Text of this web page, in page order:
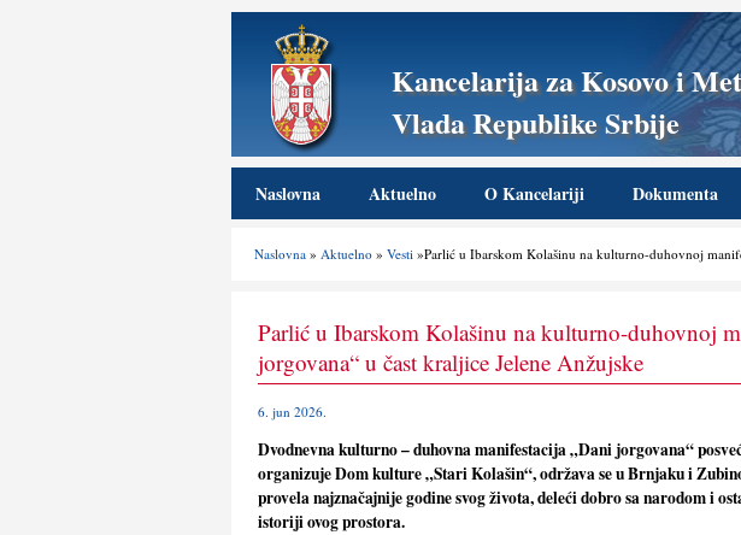
Kancelarija za Kosovo i
Vlada Republike Srbije
Naslovna Aktuelno O Kancelariji Dokumenta
Naslovna »Aktuelno »Vesti »Parlić u Ibarskom Kolašinu na kulturno-duhovnoj
Parlić u Ibarskom Kolašinu na kulturno-duhovnoj
jorgovana“ u čast kraljice Jelene Anžujske
6. jun 2026.
Dvodnevna kulturno – duhovna manifestacija „Dani jorgovana“
organizuje Dom kulture „Stari Kolašin“, održava se u Brnjaku i
provela najznačajnije godine svog života, deleći dobro sa narodom i
istoriji ovog prostora.